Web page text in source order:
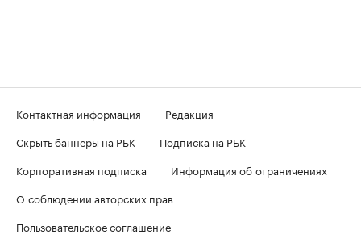
Контактная информация
Редакция
Скрыть баннеры на РБК
Подписка на РБК
Корпоративная подписка
Информация об ограничениях
О соблюдении авторских прав
Пользовательское соглашение